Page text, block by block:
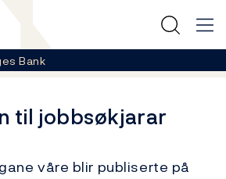
Bank
til jobbsøkjarar
våre blir publiserte på